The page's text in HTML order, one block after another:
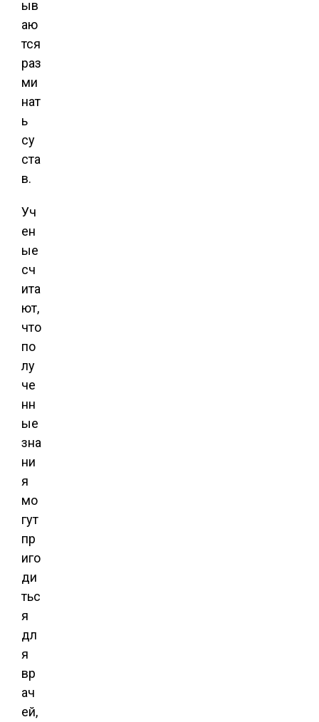
ыв
аю
тся
раз
ми
нат
ь
су
ста
в.
Уч
ен
ые
сч
ита
ют,
что
по
лу
че
нн
ые
зна
ни
я
мо
гут
пр
иго
ди
тьс
я
дл
я
вр
ач
ей,